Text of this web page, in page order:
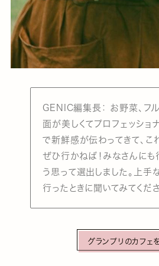
GENIC編集長： お野菜、フ
面が美しくてプロフェッショ
で新鮮感が伝わってきて、こ
ぜひ行かねば！みなさんにも
う思って選出しました。上
行ったときに聞いてみてくだ
グランプリのカフェ